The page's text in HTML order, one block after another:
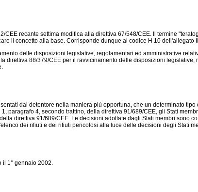
CEE recante settima modifica alla direttiva 67/548/CEE. Il termine
il concetto alla base. Corrisponde dunque al codice H 10 dell'allegato
delle disposizioni legislative, regolamentari ed amministrative
direttiva 88/379/CEE per il ravvicinamento delle disposizioni
dal detentore nella maniera più opportuna, che un determinato
paragrafo 4, secondo trattino, della direttiva 91/689/CEE, gli Stati
direttiva 91/689/CEE. Le decisioni adottate dagli Stati membri sono
dei rifiuti e dei rifiuti pericolosi alla luce delle decisioni degli Stati
1° gennaio 2002.